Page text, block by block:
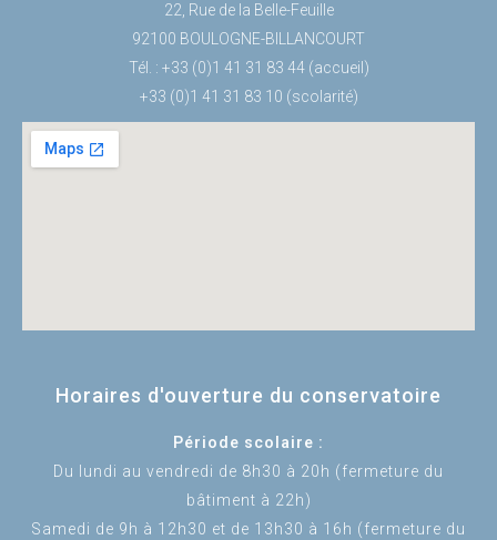
22, Rue de la Belle-Feuille
92100 BOULOGNE-BILLANCOURT
Tél. : +33 (0)1 41 31 83 44 (accueil)
+33 (0)1 41 31 83 10 (scolarité)
Horaires d'ouverture du conservatoire
Période scolaire :
Du lundi au vendredi de 8h30 à 20h (fermeture du
bâtiment à 22h)
Samedi de 9h à 12h30 et de 13h30 à 16h (fermeture du